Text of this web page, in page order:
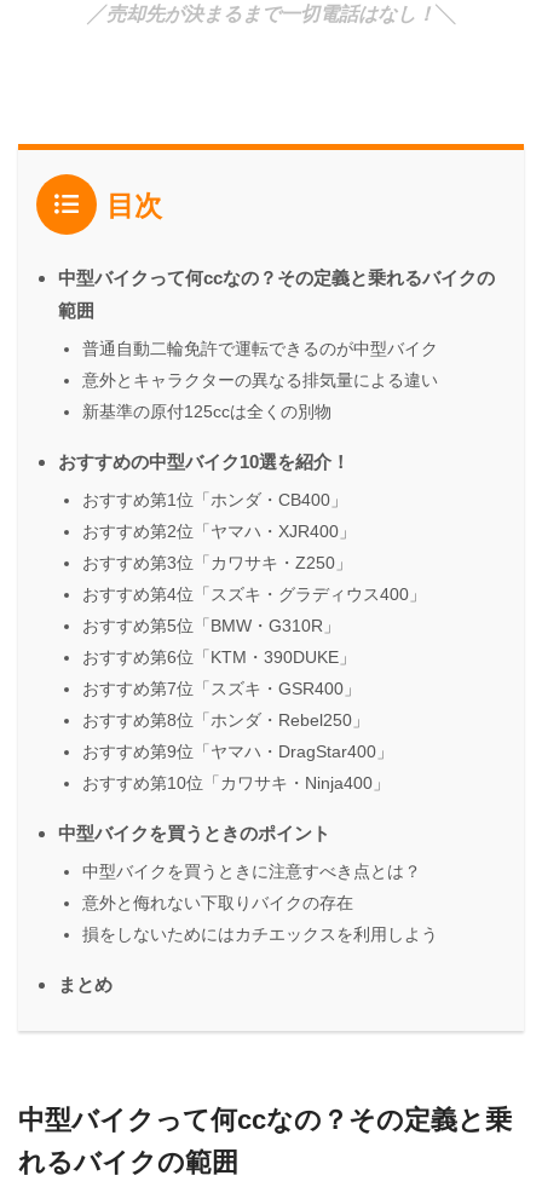
╱売却先が決まるまで一切電話はなし！ ╲
目次
中型バイクって何ccなの？その定義と乗れるバイクの
範囲
普通自動二輪免許で運転できるのが中型バイク
意外とキャラクターの異なる排気量による違い
新基準の原付125ccは全くの別物
おすすめの中型バイク10選を紹介！
おすすめ第1位「ホンダ・CB400」
おすすめ第2位「ヤマハ・XJR400」
おすすめ第3位「カワサキ・Z250」
おすすめ第4位「スズキ・グラディウス400」
おすすめ第5位「BMW・G310R」
おすすめ第6位「KTM・390DUKE」
おすすめ第7位「スズキ・GSR400」
おすすめ第8位「ホンダ・Rebel250」
おすすめ第9位「ヤマハ・DragStar400」
おすすめ第10位「カワサキ・Ninja400」
中型バイクを買うときのポイント
中型バイクを買うときに注意すべき点とは？
意外と侮れない下取りバイクの存在
損をしないためにはカチエックスを利用しよう
まとめ
中型バイクって何ccなの？その定義と乗
れるバイクの範囲